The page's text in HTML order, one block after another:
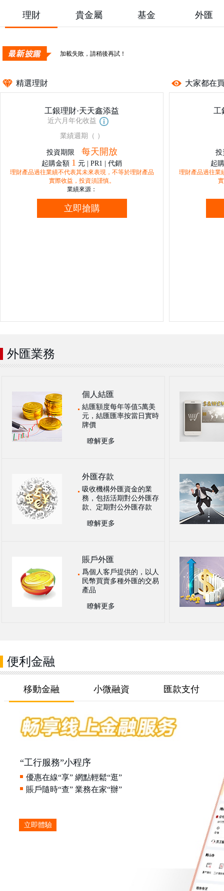
理財 貴金屬 基金 外匯
加載失敗，請稍後再試！
精選理財
工銀理財·天天鑫添益
近六月年化收益
業績週期（ ）
投資期限 每天開放
起購金額 1 元 | PR1 | 代銷
理財產品過往業績不代表其未來表現，不等於理財產品
實際收益，投資須謹慎。
業績來源：
立即搶購
大家都在
工
起
理財產品過往業
外匯業務
個人結匯
結匯額度每年等值5萬美
元，結匯匯率按當日實時
牌價
瞭解更多
外匯存款
吸收機構外匯資金的業
務，包括活期對公外匯存
款、定期對公外匯存款
瞭解更多
賬戶外匯
爲個人客戶提供的，以人
民幣買賣多種外匯的交易
產品
瞭解更多
便利金融
移動金融 小微融資 匯款支付
“工行服務”小程序
優惠在線“享” 網點輕鬆“逛”
賬戶隨時“查” 業務在家“辦”
立即體驗